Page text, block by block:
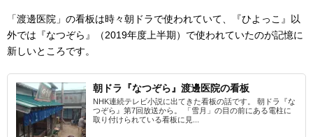
「渡邊医院」の看板は時々朝ドラで使われていて、『ひよっこ』以
外では『なつぞら』（2019年度上半期）で使われていたのが記憶に
新しいところです。
朝ドラ『なつぞら』渡邊医院の看板
NHK連続テレビ小説に出てきた看板の話です。 朝ドラ『な
つぞら』第7回放送から。 「雪月」の目の前にある電柱に
取り付けられている看板に見...